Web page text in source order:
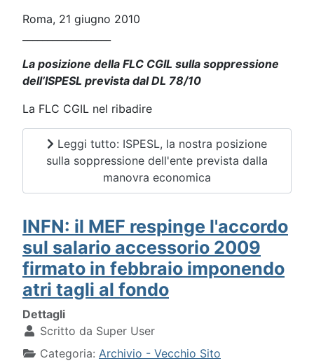
Roma, 21 giugno 2010
La posizione della FLC CGIL sulla soppressione
dell’ISPESL prevista dal DL 78/10
La FLC CGIL nel ribadire
Leggi tutto: ISPESL, la nostra posizione
sulla soppressione dell'ente prevista dalla
manovra economica
INFN: il MEF respinge l'accordo
sul salario accessorio 2009
firmato in febbraio imponendo
atri tagli al fondo
Dettagli
Scritto da Super User
Categoria: Archivio - Vecchio Sito